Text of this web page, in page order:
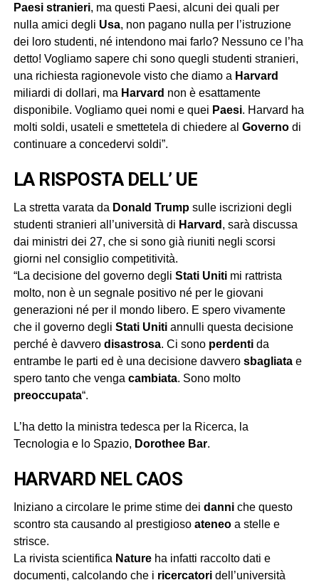
Paesi stranieri, ma questi Paesi, alcuni dei quali per
nulla amici degli Usa, non pagano nulla per l’istruzione
dei loro studenti, né intendono mai farlo? Nessuno ce l’ha
detto! Vogliamo sapere chi sono quegli studenti stranieri,
una richiesta ragionevole visto che diamo a Harvard
miliardi di dollari, ma Harvard non è esattamente
disponibile. Vogliamo quei nomi e quei Paesi. Harvard ha
molti soldi, usateli e smettetela di chiedere al Governodi
continuare a concedervi soldi”.
LA RISPOSTA DELL’ UE
La stretta varata da Donald Trumpsulle iscrizioni degli
studenti stranieri all’università di Harvard , sarà discussa
dai ministri dei 27, che si sono già riuniti negli scorsi
giorni nel consiglio competitività.
“La decisione del governo degli Stati Unitimi rattrista
molto, non è un segnale positivo né per le giovani
generazioni né per il mondo libero. E spero vivamente
che il governo degli Stati Unitiannulli questa decisione
perché è davvero disastrosa. Ci sono perdentida
entrambe le parti ed è una decisione davvero sbagliatae
spero tanto che venga cambiata. Sono molto
preoccupata“.
L’ha detto la ministra tedesca per la Ricerca, la
Tecnologia e lo Spazio, Dorothee Bar.
HARVARD NEL CAOS
Iniziano a circolare le prime stime dei danniche questo
scontro sta causando al prestigioso ateneoa stelle e
strisce.
La rivista scientifica Natureha infatti raccolto dati e
documenti, calcolando che i ricercatoridell’università